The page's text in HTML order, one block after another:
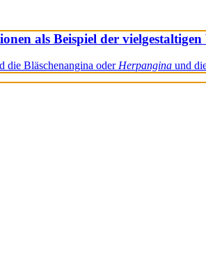
als Beispiel der
Bläschenangina oderHerpangina und